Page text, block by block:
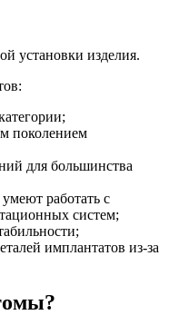
установки изделия.
поколением
для большинства
работать с
систем;
имплантатов из-за